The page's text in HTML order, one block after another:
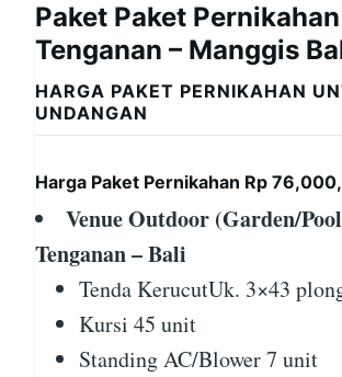
Paket Paket
Tenganan – Manggis
HARGA PAKET PERNIKAHAN
UNDANGAN
Harga Paket Pernikahan Rp
Venue Outdoor (Garden/
Tenganan – Bali
Tenda KerucutUk. 3×43
Kursi 45 unit
Standing AC/Blower 7 unit